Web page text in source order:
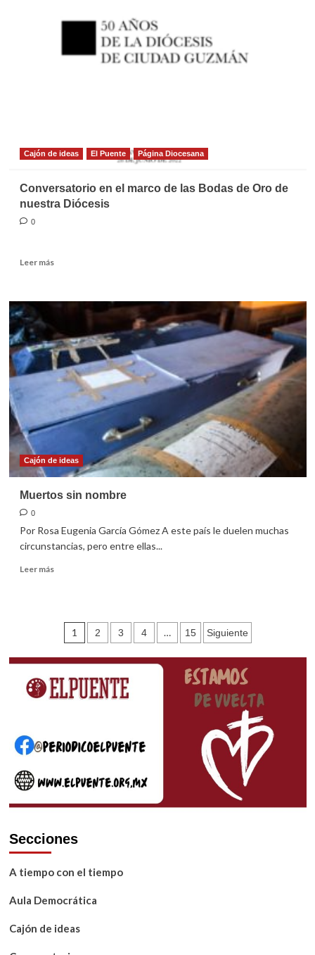
Cajón de ideas El Puente Página Diocesana
Conversatorio en el marco de las Bodas de Oro de
nuestra Diócesis
0
Leer másLeer
Conversatorio
marco
de
las
Bodas
de
Cajón de ideas
Muertos sin nombre
0
Por Rosa Eugenia García Gómez A este país le duelen muchas
circunstancias, pero entre ellas...
Leer másLeer
sin
nombrePaginación
de
entradas
1 2 3 4 … 15 Siguiente
Secciones
A tiempo con el tiempo
Aula Democrática
Cajón de ideas